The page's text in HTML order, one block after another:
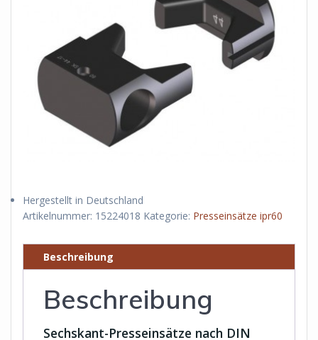
Hergestellt in Deutschland
Artikelnummer: 15224018 Kategorie: Presseinsätze ipr60
Beschreibung
Beschreibung
Sechskant-Presseinsätze nach DIN